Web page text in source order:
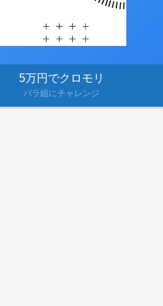
5万円でクロモリ
バラ組にチャレンジ